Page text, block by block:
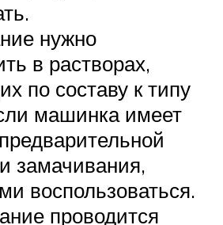
нужно
в растворах,
по составу к типу
машинка имеет
замачивания,
воспользоваться.
проводится